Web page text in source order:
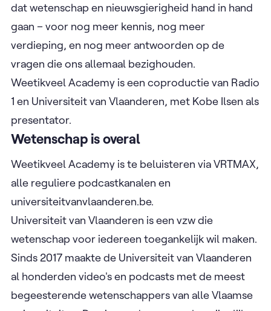
dat wetenschap en nieuwsgierigheid hand in hand
gaan – voor nog meer kennis, nog meer
verdieping, en nog meer antwoorden op de
vragen die ons allemaal bezighouden.
Weetikveel Academy is een coproductie van Radio
1 en Universiteit van Vlaanderen, met Kobe Ilsen als
presentator.
Wetenschap is overal
Weetikveel Academy is te beluisteren via VRTMAX,
alle reguliere podcastkanalen en
universiteitvanvlaanderen.be.
Universiteit van Vlaanderen is een vzw die
wetenschap voor iedereen toegankelijk wil maken.
Sinds 2017 maakte de Universiteit van Vlaanderen
al honderden video's en podcasts met de meest
begeesterende wetenschappers van alle Vlaamse